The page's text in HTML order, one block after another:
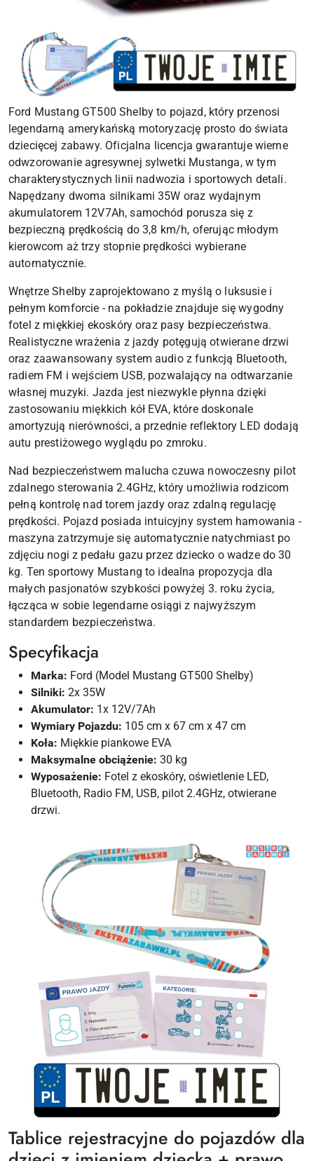
Ford Mustang GT500 Shelby to pojazd, który przenosi
legendarną amerykańską motoryzację prosto do świata
dziecięcej zabawy. Oficjalna licencja gwarantuje wierne
odwzorowanie agresywnej sylwetki Mustanga, w tym
charakterystycznych linii nadwozia i sportowych detali.
Napędzany dwoma silnikami 35W oraz wydajnym
akumulatorem 12V7Ah, samochód porusza się z
bezpieczną prędkością do 3,8 km/h, oferując młodym
kierowcom aż trzy stopnie prędkości wybierane
automatycznie.
Wnętrze Shelby zaprojektowano z myślą o luksusie i
pełnym komforcie - na pokładzie znajduje się wygodny
fotel z miękkiej ekoskóry oraz pasy bezpieczeństwa.
Realistyczne wrażenia z jazdy potęgują otwierane drzwi
oraz zaawansowany system audio z funkcją Bluetooth,
radiem FM i wejściem USB, pozwalający na odtwarzanie
własnej muzyki. Jazda jest niezwykle płynna dzięki
zastosowaniu miękkich kół EVA, które doskonale
amortyzują nierówności, a przednie reflektory LED dodają
autu prestiżowego wyglądu po zmroku.
Nad bezpieczeństwem malucha czuwa nowoczesny pilot
zdalnego sterowania 2.4GHz, który umożliwia rodzicom
pełną kontrolę nad torem jazdy oraz zdalną regulację
prędkości. Pojazd posiada intuicyjny system hamowania -
maszyna zatrzymuje się automatycznie natychmiast po
zdjęciu nogi z pedału gazu przez dziecko o wadze do 30
kg. Ten sportowy Mustang to idealna propozycja dla
małych pasjonatów szybkości powyżej 3. roku życia,
łącząca w sobie legendarne osiągi z najwyższym
standardem bezpieczeństwa.
Specyfikacja
Marka: Ford (Model Mustang GT500 Shelby)
Silniki: 2x 35W
Akumulator: 1x 12V/7Ah
Wymiary Pojazdu: 105 cm x 67 cm x 47 cm
Koła: Miękkie piankowe EVA
Maksymalne obciążenie: 30 kg
Wyposażenie: Fotel z ekoskóry, oświetlenie LED,
Bluetooth, Radio FM, USB, pilot 2.4GHz, otwierane
drzwi.
Tablice rejestracyjne do pojazdów dla